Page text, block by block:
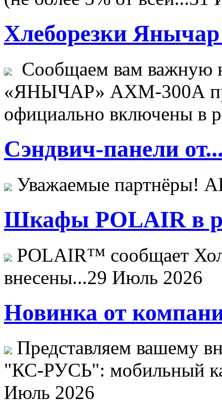
Хлеборезки Янычар
Сообщаем вам важную
«ЯНЫЧАР» АХМ-300А
официально включены в
Сэндвич-панели
Уважаемые
Шкафы POLAIR в
POLAIR™ сообщает
внесены...29 Июль 2026
Новинка от
Представляем вашему
"КС-РУСЬ": мобильный
Июль 2026